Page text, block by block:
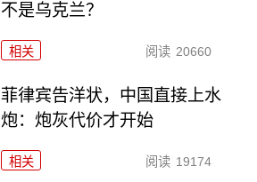
不是乌克兰？
相关 阅读 20660
菲律宾告洋状，中国直接上水
炮：炮灰代价才开始
相关 阅读 19174